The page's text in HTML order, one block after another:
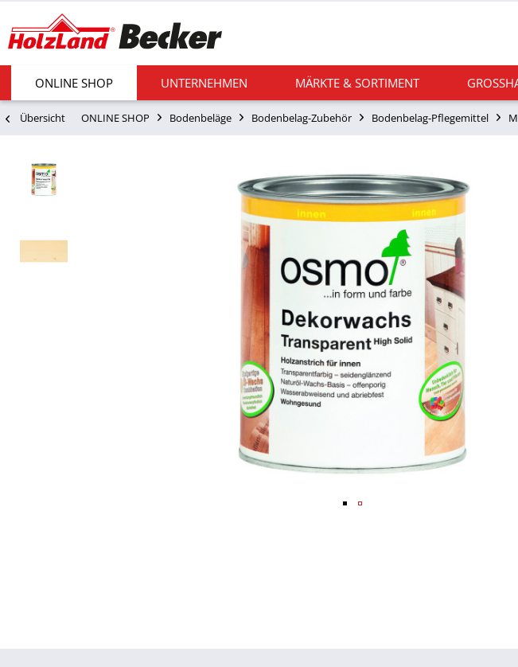
ONLINE SHOP UNTERNEHMEN MÄRKTE & SORTIMENT
Übersicht ONLINE SHOP Bodenbeläge Bodenbelag-Zubehör Bodenbelag-Pflegemittel